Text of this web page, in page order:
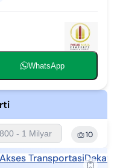
WhatsApp
800 - 1 Milyar 10
TransportasiDekat